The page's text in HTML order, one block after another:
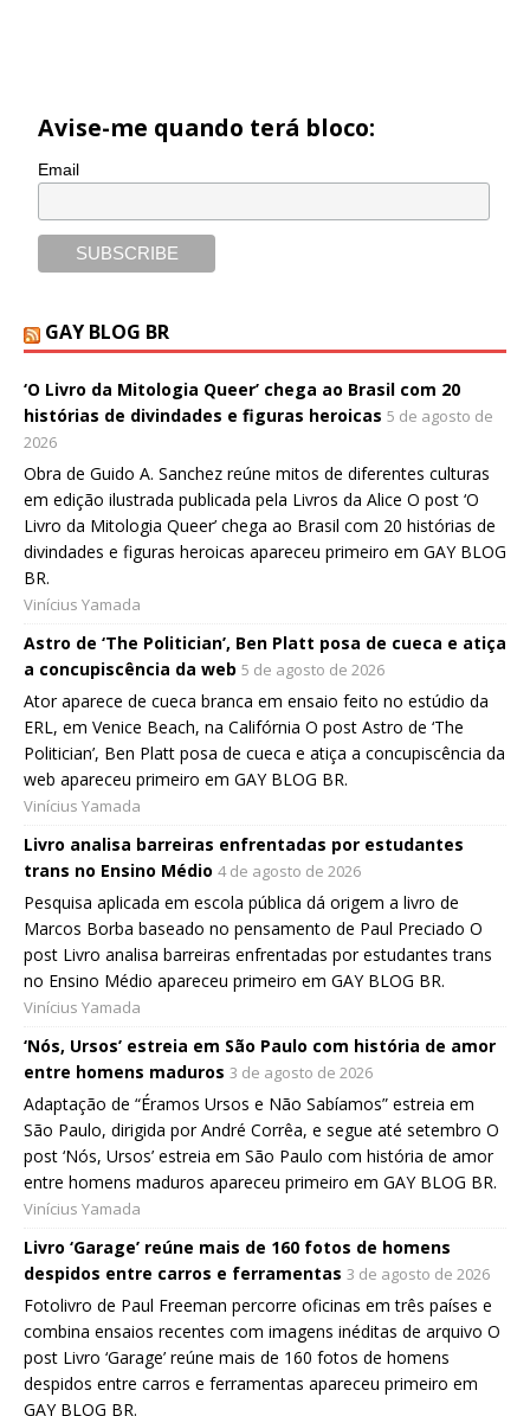
Avise-me quando terá bloco:
Email
GAY BLOG BR
‘O Livro da Mitologia Queer’ chega ao Brasil com 20
histórias de divindades e figuras heroicas 5 de agosto de
2026
Obra de Guido A. Sanchez reúne mitos de diferentes culturas
em edição ilustrada publicada pela Livros da Alice O post ‘O
Livro da Mitologia Queer’ chega ao Brasil com 20 histórias de
divindades e figuras heroicas apareceu primeiro em GAY BLOG
BR.
Vinícius Yamada
Astro de ‘The Politician’, Ben Platt posa de cueca e atiça
a concupiscência da web 5 de agosto de 2026
Ator aparece de cueca branca em ensaio feito no estúdio da
ERL, em Venice Beach, na Califórnia O post Astro de ‘The
Politician’, Ben Platt posa de cueca e atiça a concupiscência da
web apareceu primeiro em GAY BLOG BR.
Vinícius Yamada
Livro analisa barreiras enfrentadas por estudantes
trans no Ensino Médio 4 de agosto de 2026
Pesquisa aplicada em escola pública dá origem a livro de
Marcos Borba baseado no pensamento de Paul Preciado O
post Livro analisa barreiras enfrentadas por estudantes trans
no Ensino Médio apareceu primeiro em GAY BLOG BR.
Vinícius Yamada
‘Nós, Ursos’ estreia em São Paulo com história de amor
entre homens maduros 3 de agosto de 2026
Adaptação de “Éramos Ursos e Não Sabíamos” estreia em
São Paulo, dirigida por André Corrêa, e segue até setembro O
post ‘Nós, Ursos’ estreia em São Paulo com história de amor
entre homens maduros apareceu primeiro em GAY BLOG BR.
Vinícius Yamada
Livro ‘Garage’ reúne mais de 160 fotos de homens
despidos entre carros e ferramentas 3 de agosto de 2026
Fotolivro de Paul Freeman percorre oficinas em três países e
combina ensaios recentes com imagens inéditas de arquivo O
post Livro ‘Garage’ reúne mais de 160 fotos de homens
despidos entre carros e ferramentas apareceu primeiro em
GAY BLOG BR.